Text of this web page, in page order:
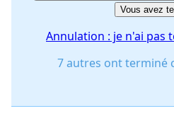
Vous avez
Annulation : je n'ai pas
7 autres ont terminé